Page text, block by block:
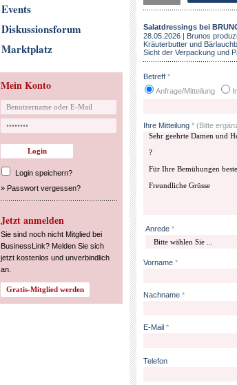
Events
Diskussionsforum
Marktplatz
Mein Konto
Login speichern?
» Passwort vergessen?
Jetzt anmelden
Sie sind noch nicht Mitglied bei
BusinessLink? Melden Sie sich
jetzt kostenlos und unverbindlich
an.
Salatdressings bei
28.05.2026 | Brunos
Kräuterbutter und
Sicht der Verpackung und
Betreff *
Anfrage/Mitteilung
Ihre Mitteilung * (Bitte
Anrede *
Vorname *
Nachname *
E-Mail *
Telefon